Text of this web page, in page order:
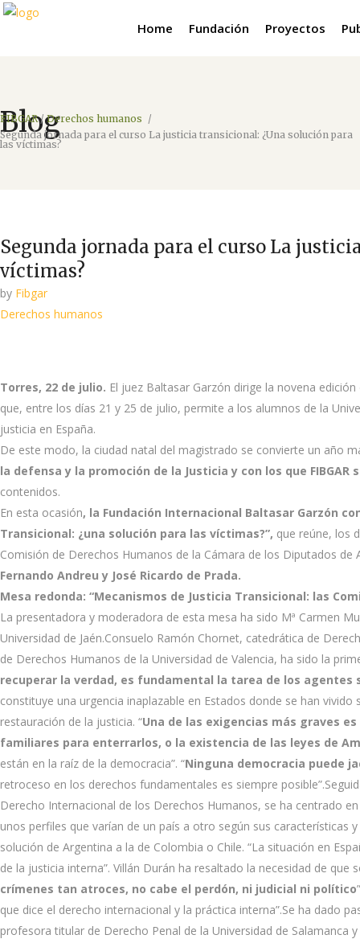
Home Fundación Proyectos
Blog
FIBGAR/Derechos humanos /
Segunda jornada para el curso La justicia transicional: ¿Una solución para
las víctimas?
Segunda jornada para el curso La
víctimas?
by Fibgar
Derechos humanos
Torres, 22 de julio. El juez Baltasar Garzón dirige la novena
que, entre los días 21 y 25 de julio, permite a los alumnos de la
justicia en España.
De este modo, la ciudad natal del magistrado se convierte un año
la defensa y la promoción de la Justicia y con los que
contenidos.
En esta ocasión, la Fundación Internacional Baltasar Garzón
Transicional: ¿una solución para las víctimas?”, que reúne, los
Comisión de Derechos Humanos de la Cámara de los Diputados
Fernando Andreu y José Ricardo de Prada.
Mesa redonda: “Mecanismos de Justicia Transicional: las
La presentadora y moderadora de esta mesa ha sido Mª Carmen
Universidad de Jaén.Consuelo Ramón Chornet, catedrática de
de Derechos Humanos de la Universidad de Valencia, ha sido la
recuperar la verdad, es fundamental la tarea de los agentes
constituye una urgencia inaplazable en Estados donde se han
restauración de la justicia. “Una de las exigencias más graves
familiares para enterrarlos, o la existencia de las leyes de
están en la raíz de la democracia”. “Ninguna democracia puede
retroceso en los derechos fundamentales es siempre
Derecho Internacional de los Derechos Humanos, se ha centrado
unos perfiles que varían de un país a otro según sus características
solución de Argentina a la de Colombia o Chile. “La situación en
de la justicia interna”. Villán Durán ha resaltado la necesidad de que
crímenes tan atroces, no cabe el perdón, ni judicial ni político
que dice el derecho internacional y la práctica interna”.Se ha dado
profesora titular de Derecho Penal de la Universidad de Salamanca